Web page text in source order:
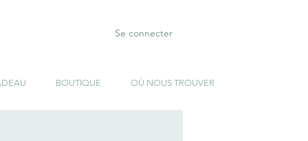
Se connecter
BOUTIQUE OÙ NOUS TROUVER